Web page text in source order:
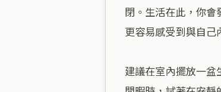
閉。生活在此，你會
更容易感受到與自己
建議在室內擺放一盆